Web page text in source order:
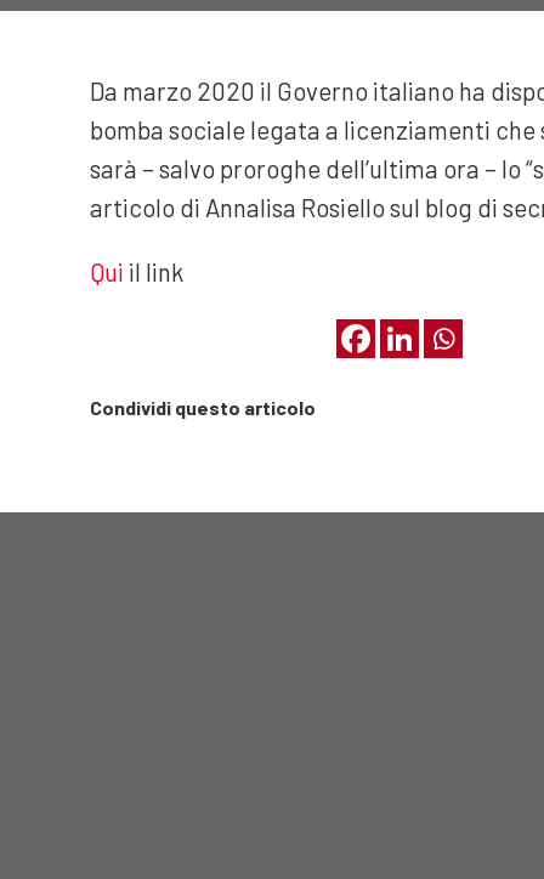
Da marzo 2020 il Governo italiano ha
bomba sociale legata a licenziamenti
sarà – salvo proroghe dell’ultima ora – lo
articolo di Annalisa Rosiello sul blog di
Qui il link
Condividi questo articolo